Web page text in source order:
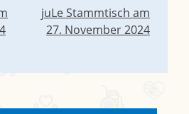
juLe Stammtisch am
27. November 2024